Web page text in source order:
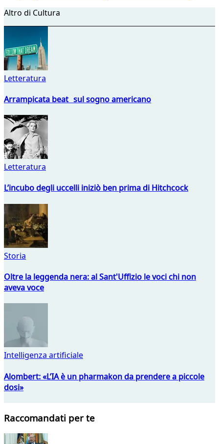
Altro di Cultura
Letteratura
Arrampicata beat sul sogno americano
Letteratura
L’incubo degli uccelli iniziò ben prima di Hitchcock
Storia
Oltre la leggenda nera: al Sant'Uffizio le voci chi non
aveva voce
Intelligenza artificiale
Alombert: «L’IA è un pharmakon da prendere a piccole
dosi»
Raccomandati per te